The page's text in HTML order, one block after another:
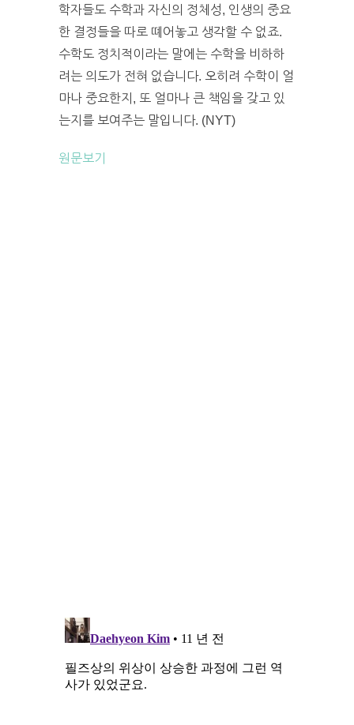
학자들도 수학과 자신의 정체성, 인생의 중요
한 결정들을 따로 뗴어놓고 생각할 수 없죠.
수학도 정치적이라는 말에는 수학을 비하하
려는 의도가 전혀 없습니다. 오히려 수학이 얼
마나 중요한지, 또 얼마나 큰 책임을 갖고 있
는지를 보여주는 말입니다. (NYT)
원문보기